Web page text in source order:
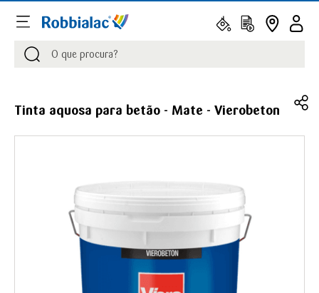
Procurar
Procurar
Tinta aquosa para betão - Mate - Vierobeton